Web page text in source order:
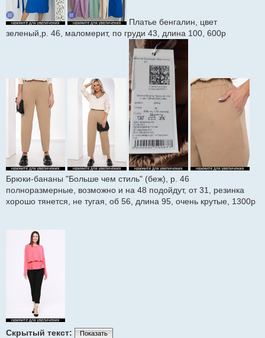
Платье бенгалин, цвет
зеленый,р. 46, маломерит, по груди 43, длина 100, 600р
Брюки-бананы "Больше чем стиль" (беж), р. 46
полноразмерные, возможно и на 48 подойдут, от 31, резинка
хорошо тянется, не тугая, об 56, длина 95, очень крутые, 1300р
Скрытый текст: Показать